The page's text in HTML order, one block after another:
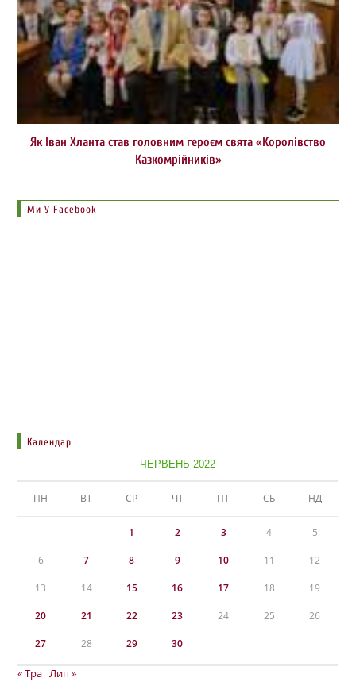
Як Іван Хланта став головним героєм свята «Королівство
Казкомрійників»
Ми У Facebook
Календар
ЧЕРВЕНЬ 2022
ПН ВТ СР ЧТ ПТ СБ НД
1 2 3 4 5
6 7 8 9 10 11 12
13 14 15 16 17 18 19
20 21 22 23 24 25 26
27 28 29 30
« Тра Лип »